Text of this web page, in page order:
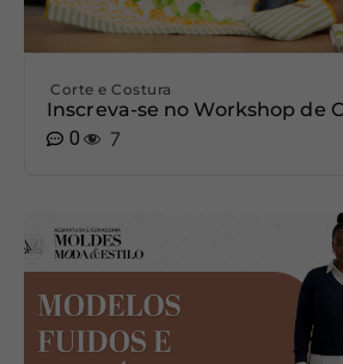
Corte e Costura
Inscreva-se no Workshop de
0
7